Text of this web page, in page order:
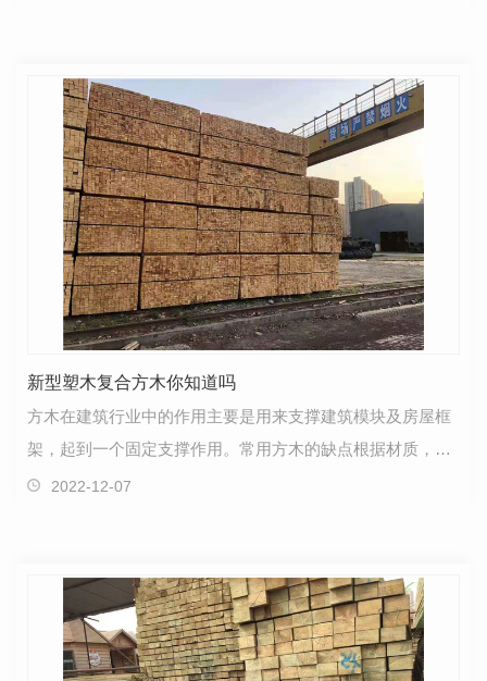
新型塑木复合方木你知道吗
方木在建筑行业中的作用主要是用来支撑建筑模块及房屋框
架，起到一个固定支撑作用。常用方木的缺点根据材质，建
筑用方木基本上可分为木头的、塑钢的、全钢的。1、…
2022-12-07